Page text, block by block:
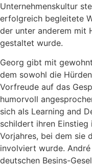
Unternehmenskultur
erfolgreich begleitete
der unter anderem mit
gestaltet wurde.
Georg gibt mit
dem sowohl die
Vorfreude auf das
humorvoll
sich als Learning and
schildert ihren Einstieg
Vorjahres, bei dem sie
involviert wurde.
deutschen Besins-